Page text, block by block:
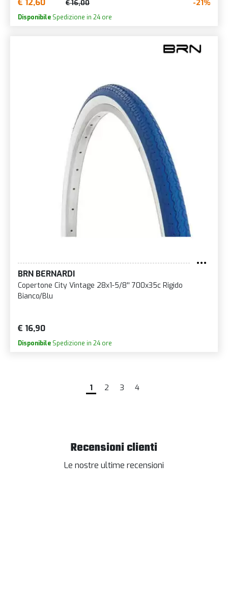
€ 12,60 € 16,00 -21%
Disponibile Spedizione in 24 ore
BRN BERNARDI
Copertone City Vintage 28x1-5/8'' 700x35c Rigido
Bianco/Blu
€ 16,90
Disponibile Spedizione in 24 ore
1 2 3 4
Recensioni clienti
Le nostre ultime recensioni